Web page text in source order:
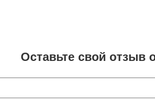
Оставьте свой отзыв